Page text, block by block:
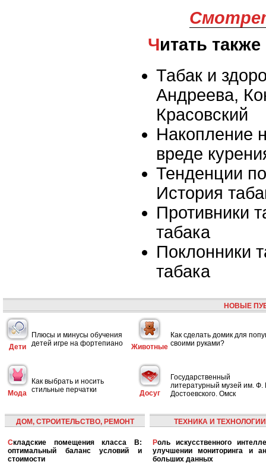
Читать также
Табак и
Андреева,
Красовский
Накопление
вреде
Тенденции
История
Противники
табака
Поклонники
табака
НОВЫЕ
Дети
Плюсы и минусы обучения
детей игре на фортепиано
Животные
Как сделать домик для
своими руками?
Мода
Как выбрать и носить
стильные перчатки
Досуг
Государственный
литературный музей им. Ф.
Достоевского. Омск
ДОМ, СТРОИТЕЛЬСТВО, РЕМОНТ
Складские помещения класса B:
оптимальный баланс условий и
стоимости
ТЕХНИКА И ТЕХНОЛОГИИ
Роль искусственного интеллекта в
улучшении мониторинга и
больших данных